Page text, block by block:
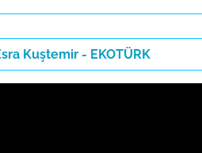
Kuştemir - EKOTÜRK